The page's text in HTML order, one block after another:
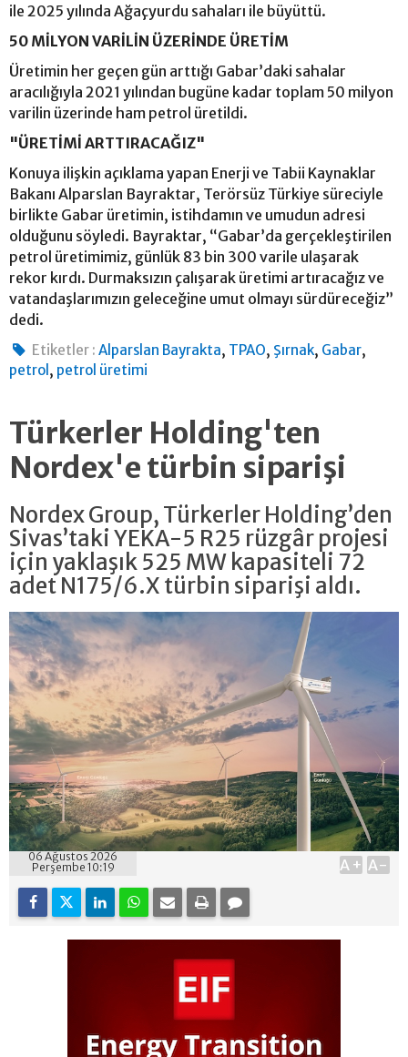
ile 2025 yılında Ağaçyurdu sahaları ile büyüttü.
50 MİLYON VARİLİN ÜZERİNDE ÜRETİM
Üretimin her geçen gün arttığı Gabar’daki sahalar
aracılığıyla 2021 yılından bugüne kadar toplam 50 milyon
varilin üzerinde ham petrol üretildi.
"ÜRETİMİ ARTTIRACAĞIZ"
Konuya ilişkin açıklama yapan Enerji ve Tabii Kaynaklar
Bakanı Alparslan Bayraktar, Terörsüz Türkiye süreciyle
birlikte Gabar üretimin, istihdamın ve umudun adresi
olduğunu söyledi. Bayraktar, “Gabar’da gerçekleştirilen
petrol üretimimiz, günlük 83 bin 300 varile ulaşarak
rekor kırdı. Durmaksızın çalışarak üretimi artıracağız ve
vatandaşlarımızın geleceğine umut olmayı sürdüreceğiz”
dedi.
Etiketler : Alparslan Bayrakta, TPAO, Şırnak, Gabar,
petrol , petrol üretimi
Türkerler Holding'ten
Nordex'e türbin siparişi
Nordex Group, Türkerler Holding’den
Sivas’taki YEKA-5 R25 rüzgâr projesi
için yaklaşık 525 MW kapasiteli 72
adet N175/6.X türbin siparişi aldı.
06 Ağustos 2026
Perşembe 10:19
A+ A-